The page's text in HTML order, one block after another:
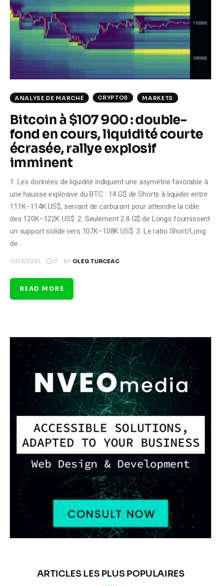
Climate
Markets
Tech
Reports
ANALYSE DE MARCHÉ CRYPTOS MARKETS
Bitcoin à $107 900 : double-
fond en cours, liquidité courte
écrasée, rallye explosif
imminent
1. Les données de liquidité indiquent une asymétrie favorable à
une hausse explosive du BTC : 14 G$ de Shorts à liquider entre
111K–114K US$, servant de carburant pour atteindre la cible
des 120K–122K US$. 2. Seulement 2.8 G$ de Longs fournissent
un support solide vers 107K–108K US$. 3. Le ratio Short/Long
de…
11/03/2025 0 BY OLEG TURCEAC
READ MORE
ARTICLES LES PLUS POPULAIRES